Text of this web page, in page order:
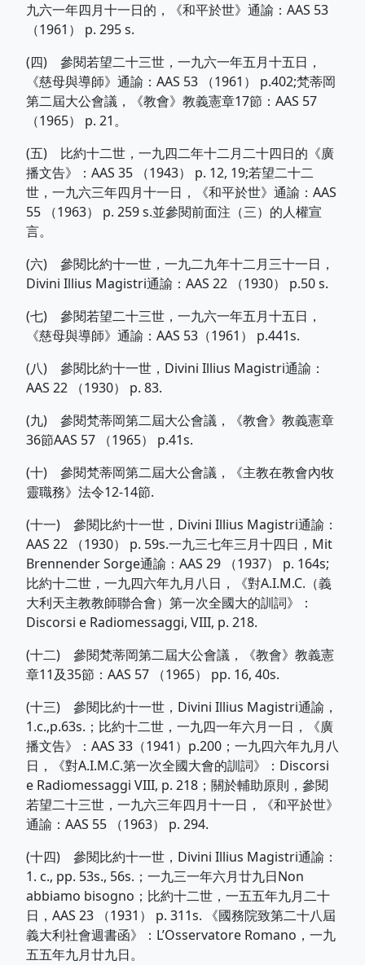
九六一年四月十一日的，《和平於世》通諭：AAS 53
（1961） p. 295 s.
(四) 參閱若望二十三世，一九六一年五月十五日，
《慈母與導師》通諭：AAS 53 （1961） p.402;梵蒂岡
第二屆大公會議，《教會》教義憲章17節：AAS 57
（1965） p. 21。
(五) 比約十二世，一九四二年十二月二十四日的《廣
播文告》：AAS 35 （1943） p. 12, 19;若望二十二
世，一九六三年四月十一日，《和平於世》通諭：AAS
55 （1963） p. 259 s.並參閱前面注（三）的人權宣
言。
(六) 參閱比約十一世，一九二九年十二月三十一日，
Divini Illius Magistri通諭：AAS 22 （1930） p.50 s.
(七) 參閱若望二十三世，一九六一年五月十五日，
《慈母與導師》通諭：AAS 53（1961） p.441s.
(八) 參閱比約十一世，Divini Illius Magistri通諭：
AAS 22 （1930） p. 83.
(九) 參閱梵蒂岡第二屆大公會議，《教會》教義憲章
36節AAS 57 （1965） p.41s.
(十) 參閱梵蒂岡第二屆大公會議，《主教在教會內牧
靈職務》法令12-14節.
(十一) 參閱比約十一世，Divini Illius Magistri通諭：
AAS 22 （1930） p. 59s.一九三七年三月十四日，Mit
Brennender Sorge通諭：AAS 29 （1937） p. 164s;
比約十二世，一九四六年九月八日，《對A.I.M.C.（義
大利天主教教師聯合會）第一次全國大的訓詞》：
Discorsi e Radiomessaggi, VIII, p. 218.
(十二) 參閱梵蒂岡第二屆大公會議，《教會》教義憲
章11及35節：AAS 57 （1965） pp. 16, 40s.
(十三) 參閱比約十一世，Divini Illius Magistri通諭，
1.c.,p.63s.；比約十二世，一九四一年六月一日，《廣
播文告》：AAS 33（1941）p.200；一九四六年九月八
日，《對A.I.M.C.第一次全國大會的訓詞》：Discorsi
e Radiomessaggi VIII, p. 218；關於輔助原則，參閱
若望二十三世，一九六三年四月十一日，《和平於世》
通諭：AAS 55 （1963） p. 294.
(十四) 參閱比約十一世，Divini Illius Magistri通諭：
1. c., pp. 53s., 56s.；一九三一年六月廿九日Non
abbiamo bisogno；比約十二世，一五五年九月二十
日，AAS 23 （1931） p. 311s. 《國務院致第二十八屆
義大利社會週書函》：L’Osservatore Romano，一九
五五年九月廿九日。